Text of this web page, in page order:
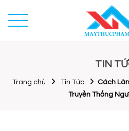
TIN
Trang chủ Tin Tức
Cách
Truyền Thống